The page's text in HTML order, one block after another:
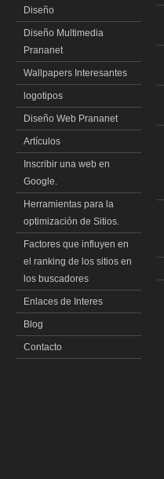
Diseño
Diseño Multimedia
Prananet
Wallpapers Interesantes
logotipos
Diseño Web Prananet
Artículos
Inscribir una web en
Google.
Herramientas para la
optimización de Sitios.
Factores que influyen en
el ranking de los sitios en
los buscadores
Enlaces de Interes
Blog
Contacto